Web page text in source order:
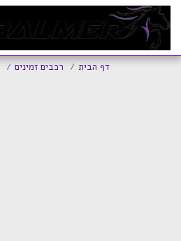
דף הבית רכבים זמינים